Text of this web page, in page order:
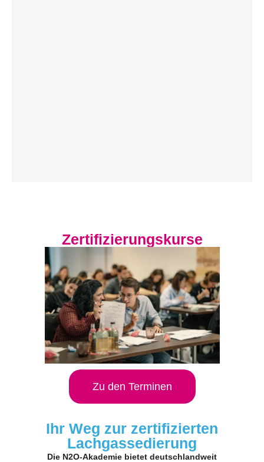
Ihr Weg zur zertifizierten
Lachgassedierung
Die N2O-Akademie bietet deutschlandweit
Zertifizierungskurse
Zu den Terminen